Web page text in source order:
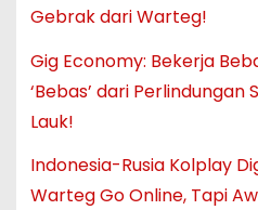
Gebrak dari Warteg!
Gig Economy: Bekerja
‘Bebas’ dari
Lauk!
Indonesia-Rusia Kolplay
Warteg Go Online, Tapi